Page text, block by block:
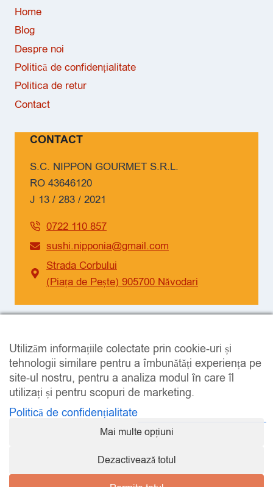
Home
Blog
Despre noi
Politică de confidențialitate
Politica de retur
Contact
CONTACT
S.C. NIPPON GOURMET S.R.L.
RO 43646120
J 13 / 283 / 2021
0722 110 857
sushi.nipponia@gmail.com
Strada Corbului
(Piața de Pește) 905700 Năvodari
Facebook
Instagram
Utilizăm informațiile colectate prin cookie-uri și
tehnologii similare pentru a îmbunătăți experiența pe
site-ul nostru, pentru a analiza modul în care îl
utilizați și pentru scopuri de marketing.
Politică de confidențialitate
Mai multe opțiuni
Dezactivează totul